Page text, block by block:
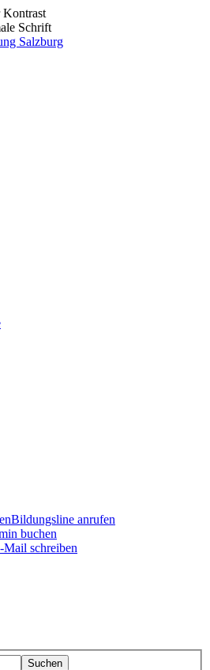
Kontrast
Schrift
Bildungsline anrufen
buchen
Mail schreiben